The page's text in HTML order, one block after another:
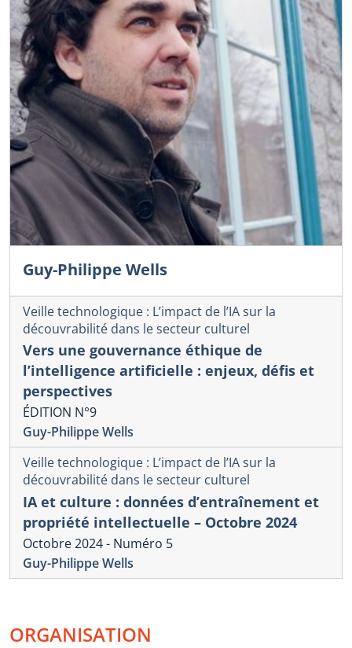
Guy-Philippe Wells
Veille technologique : L’impact de l’IA sur la
découvrabilité dans le secteur culturel
Vers une gouvernance éthique de
l’intelligence artificielle : enjeux, défis et
perspectives
ÉDITION N°9
Guy-Philippe Wells
Veille technologique : L’impact de l’IA sur la
découvrabilité dans le secteur culturel
IA et culture : données d’entraînement et
propriété intellectuelle – Octobre 2024
Octobre 2024 - Numéro 5
Guy-Philippe Wells
ORGANISATION